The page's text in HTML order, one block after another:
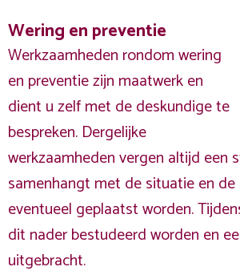
Wering en preventie
Werkzaamheden rondom wering
en preventie zijn maatwerk en
dient u zelf met de deskundige te
bespreken. Dergelijke
werkzaamheden vergen altijd een
samenhangt met de situatie en
eventueel geplaatst worden.
dit nader bestudeerd worden en
uitgebracht.